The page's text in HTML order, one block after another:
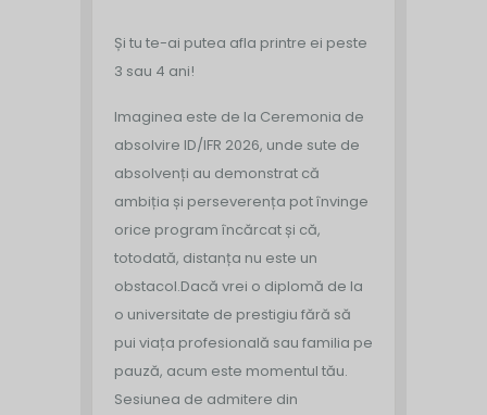
Și tu te-ai putea afla printre ei peste
3 sau 4 ani!
Imaginea este de la Ceremonia de
absolvire ID/IFR 2026, unde sute de
absolvenți au demonstrat că
ambiția și perseverența pot învinge
orice program încărcat și că,
totodată, distanța nu este un
obstacol.Dacă vrei o diplomă de la
o universitate de prestigiu fără să
pui viața profesională sau familia pe
pauză, acum este momentul tău.
Sesiunea de admitere din